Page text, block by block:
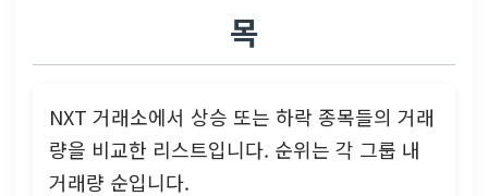
목
NXT 거래소에서 상승 또는 하락 종목들의 거래
량을 비교한 리스트입니다. 순위는 각 그룹 내
거래량 순입니다.